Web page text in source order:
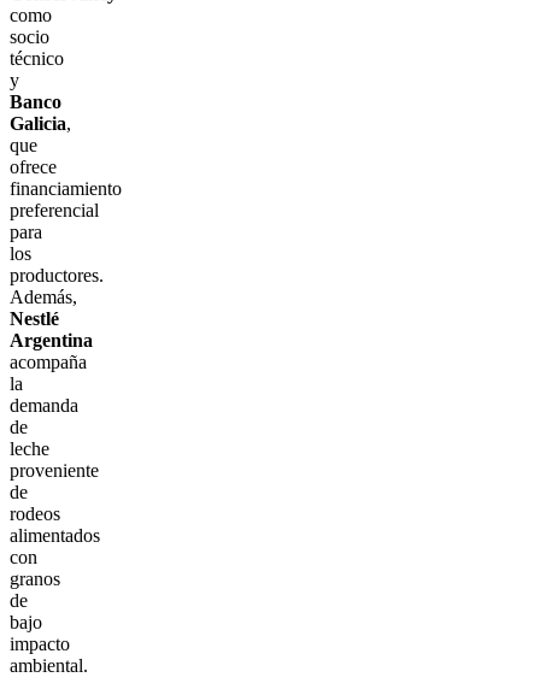
como
socio
técnico
y
Banco
Galicia,
que
ofrece
financiamiento
preferencial
para
los
productores.
Además,
Nestlé
Argentina
acompaña
la
demanda
de
leche
proveniente
de
rodeos
alimentados
con
granos
de
bajo
impacto
ambiental.